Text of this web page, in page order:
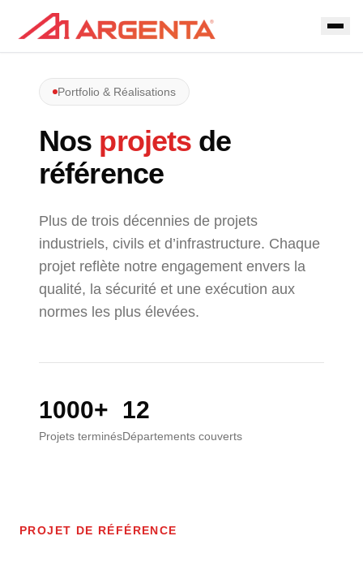
Portfolio & Réalisations
Nos projets de
référence
Plus de trois décennies de projets
industriels, civils et d’infrastructure. Chaque
projet reflète notre engagement envers la
qualité, la sécurité et une exécution aux
normes les plus élevées.
1000+
Projets terminés
12
Départements couverts
PROJET DE RÉFÉRENCE